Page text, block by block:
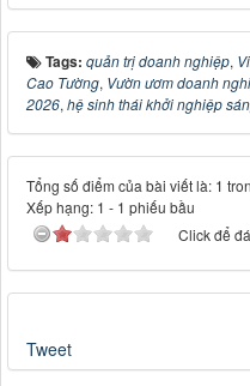
Tags: quản trị doanh nghiệp,
Cao Tường, Vườn ươm doanh
2026, hệ sinh thái khởi nghiệp
Tổng số điểm của bài viết là: 1
Xếp hạng: 1 - 1 phiếu bầu
Click để
Tweet